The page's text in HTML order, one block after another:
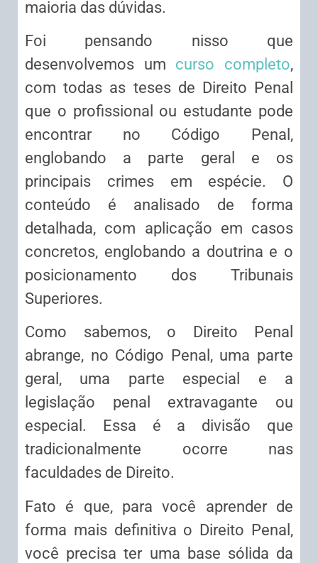
maioria das dúvidas.
Foi pensando nisso que
desenvolvemos um curso completo,
com todas as teses de Direito Penal
que o profissional ou estudante pode
encontrar no Código Penal,
englobando a parte geral e os
principais crimes em espécie. O
conteúdo é analisado de forma
detalhada, com aplicação em casos
concretos, englobando a doutrina e o
posicionamento dos Tribunais
Superiores.
Como sabemos, o Direito Penal
abrange, no Código Penal, uma parte
geral, uma parte especial e a
legislação penal extravagante ou
especial. Essa é a divisão que
tradicionalmente ocorre nas
faculdades de Direito.
Fato é que, para você aprender de
forma mais definitiva o Direito Penal,
você precisa ter uma base sólida da